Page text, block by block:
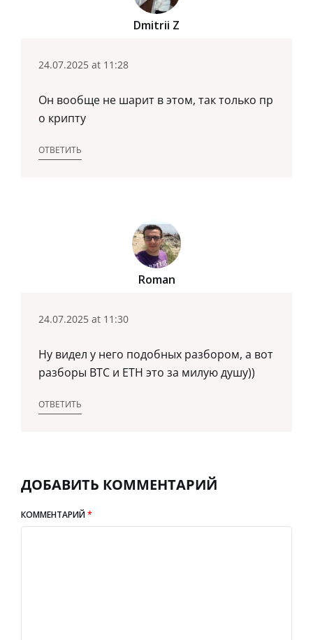
Dmitrii Z
24.07.2025 at 11:28
Он вообще не шарит в этом, так только пр
о крипту
ОТВЕТИТЬ
Roman
24.07.2025 at 11:30
Ну видел у него подобных разбором, а вот
разборы BTC и ETH это за милую душу))
ОТВЕТИТЬ
ДОБАВИТЬ КОММЕНТАРИЙ
КОММЕНТАРИЙ*